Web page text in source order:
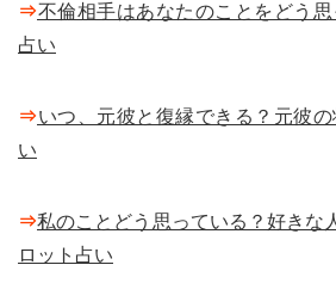
⇒不倫相手はあなたのことをどう
占い
⇒いつ、元彼と復縁できる？元彼
い
⇒私のことどう思っている？好きな
ロット占い